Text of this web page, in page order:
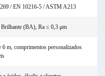
/ EN 10216-5 / ASTM A213
Brilhante (BA), Ra ≤ 0,3 μm
6 m, comprimentos personalizados